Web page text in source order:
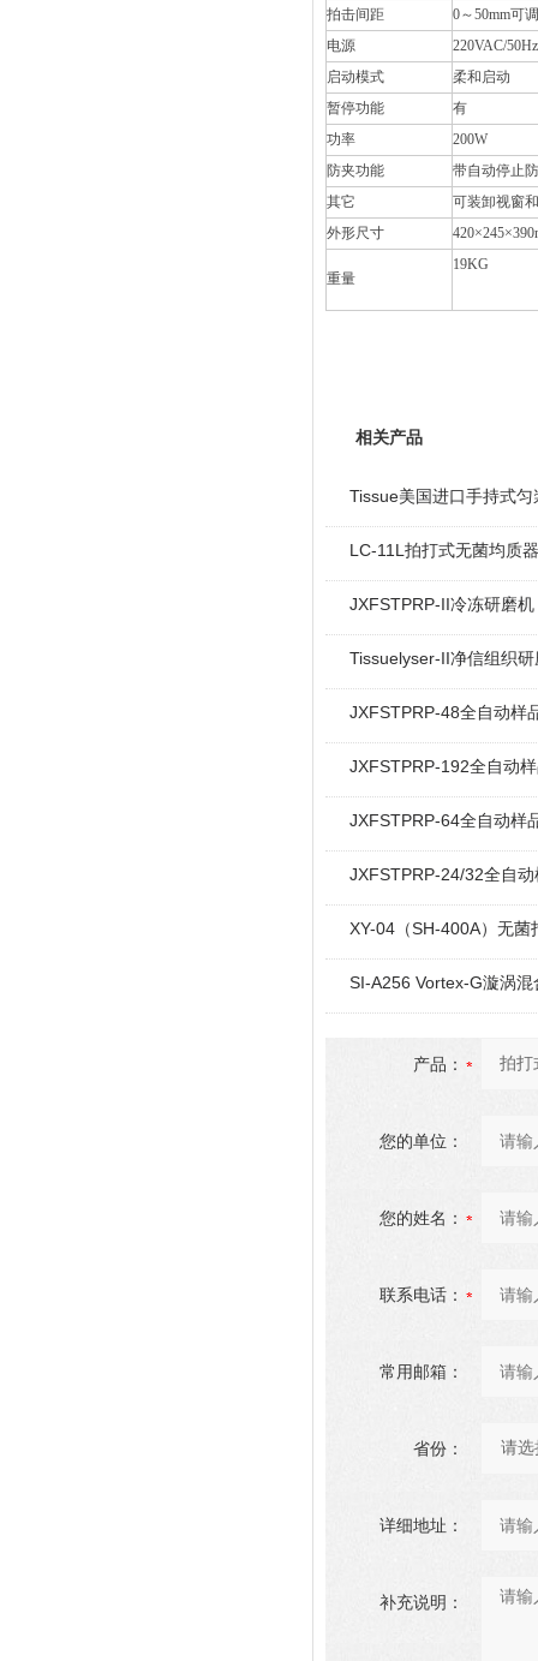
拍击间距
0～50mm可调
电源
220VAC/50Hz
启动模式
柔和启动
暂停功能
有
功率
200W
防夹功能
带自动停止
其它
可装卸视窗
外形尺寸
重量
19KG
相关产品
Tissue美国进口手持式
LC-11L拍打式无菌均质器
JXFSTPRP-II冷冻研磨
Tissuelyser-II净信组织研
JXFSTPRP-48全自动样
JXFSTPRP-192全自动
JXFSTPRP-64全自动样
JXFSTPRP-24/32全自
XY-04（SH-400A）无菌
SI-A256 Vortex-G漩涡混
产品：
您的单位：
您的姓名：
联系电话：
常用邮箱：
省份：
详细地址：
补充说明：